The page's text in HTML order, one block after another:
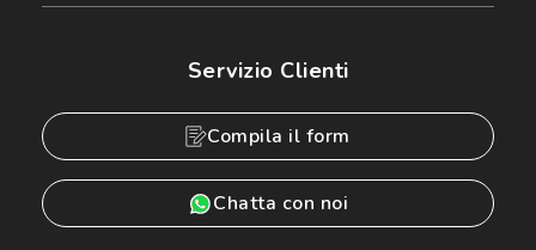
Servizio Clienti
Compila il form
Chatta con noi